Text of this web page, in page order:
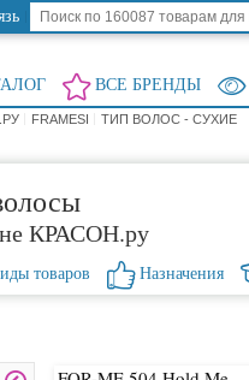
ВСЕ БРЕНДЫ
FRAMESI ТИП ВОЛОС - СУХИЕ
КРАСОН.ру
товаров Назначения